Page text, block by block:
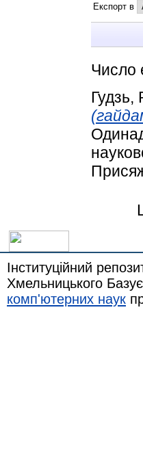
Експорт в
Число
Гудзь,
Інституційний
Хмельницького
комп'ютерних наук